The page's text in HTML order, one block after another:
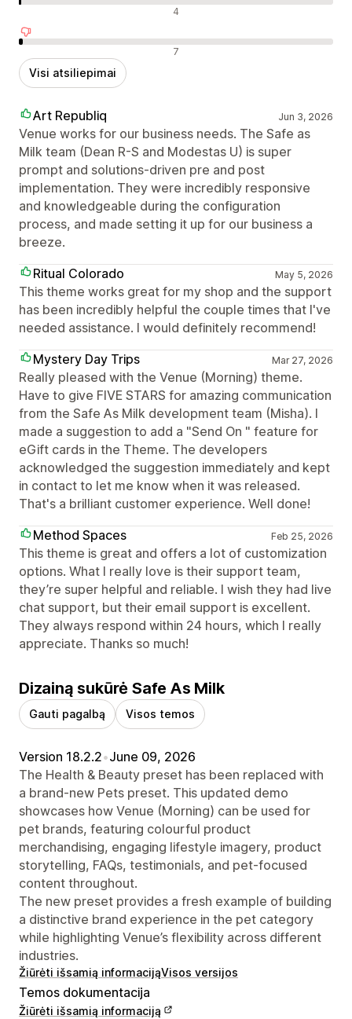
Neutralūs atsiliepimai 4
Neigiami atsiliepimai 7
Visi atsiliepimai
Art Republiq Jun 3, 2026
Venue works for our business needs. The Safe as
Milk team (Dean R-S and Modestas U) is super
prompt and solutions-driven pre and post
implementation. They were incredibly responsive
and knowledgeable during the configuration
process, and made setting it up for our business a
breeze.
Ritual Colorado
May 5, 2026
This theme works great for my shop and the support
has been incredibly helpful the couple times that I've
needed assistance. I would definitely recommend!
Mystery Day Trips
Mar 27, 2026
Really pleased with the Venue (Morning) theme.
Have to give FIVE STARS for amazing communication
from the Safe As Milk development team (Misha). I
made a suggestion to add a "Send On " feature for
eGift cards in the Theme. The developers
acknowledged the suggestion immediately and kept
in contact to let me know when it was released.
That's a brilliant customer experience. Well done!
Method Spaces
Feb 25, 2026
This theme is great and offers a lot of customization
options. What I really love is their support team,
they’re super helpful and reliable. I wish they had live
chat support, but their email support is excellent.
They always respond within 24 hours, which I really
appreciate. Thanks so much!
Dizainą sukūrė Safe As Milk
Gauti pagalbą Visos temos
Version 18.2.2•June 09, 2026
The Health & Beauty preset has been replaced with
a brand-new Pets preset. This updated demo
showcases how Venue (Morning) can be used for
pet brands, featuring colourful product
merchandising, engaging lifestyle imagery, product
storytelling, FAQs, testimonials, and pet-focused
content throughout.
The new preset provides a fresh example of building
a distinctive brand experience in the pet category
while highlighting Venue’s flexibility across different
industries.
Žiūrėti išsamią informacijąVisos versijos
Temos dokumentacija
Žiūrėti išsamią informaciją